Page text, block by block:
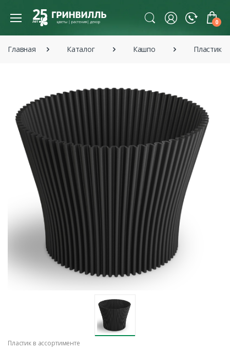
0
Главная Каталог Кашпо
Пластик в ассортименте